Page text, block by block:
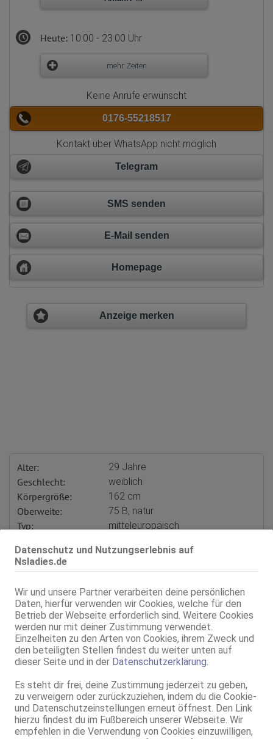
Datenschutz und Nutzungserlebnis auf
Nsladies.de
Wir und unsere Partner verarbeiten deine persönlichen
Daten, hierfür verwenden wir Cookies, welche für den
Betrieb der Webseite erforderlich sind. Weitere Cookies
werden nur mit deiner Zustimmung verwendet.
Einzelheiten zu den Arten von Cookies, ihrem Zweck und
den beteiligten Stellen findest du weiter unten auf
dieser Seite und in der Datenschutzerklärung
Es steht dir frei, deine Zustimmung jederzeit zu geben,
zu verweigern oder zurückzuziehen, indem du die Cookie-
und Datenschutzeinstellungen erneut öffnest. Den Link
hierzu findest du im Fußbereich unserer Webseite. Wir
empfehlen in die Verwendung von Cookies einzuwilligen,
Heute: 10:00 - 23:00 Uhr
mehr Zeiten
Keine Anrufe erwünscht
0176-55218517
Kontakt über WhatsApp nicht möglich
Telegram
SMS senden
E-Mail senden
Homepage
Anzeige merken
Alter: 29 Jahre
Geschlecht: weiblich
Körpergröße: 162 cm
Oberweite: 75 B, natur
Typ: mitteleuropäisch
Gewicht: 50 kg
Intimbereich: total rasiert
Augen: grün
Haut: mittel
Körperschmuck:
Tattoos, Gesichts-Piercing, Nabel-
Piercing
Sprachen:
Deutsch
Englisch
Verkehr:
GV
Franz.
Franz. bei Ihr
Franz. beidseitig
GF6